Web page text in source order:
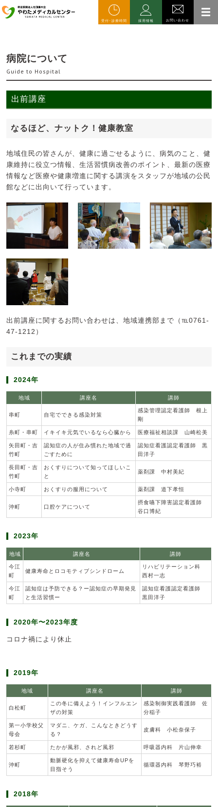
受付･診療時間 採用情報 お問い合わせ
病院について
Guide to Hospital
出前講座
なるほど、ナットク！健康教室
地域住民の皆さんが、健康に過ごせるように、病気のこと、健
康維持に役立つ情報、生活習慣病改善のポイント、最新の医療
情報など医療や健康増進に関する講演をスタッフが地域の公民
館などに出向いて行っています。
出前講座に関するお問い合わせは、地域連携部まで（℡0761-
47-1212）
これまでの実績
2024年
地域 講座名 講師
串町 自宅でできる感染対策
感染管理認定看護師 根上
剛
糸町・串町 イキイキ元気でいるなら心臓から 医療福祉相談課 山崎松美
矢田町・吉
竹町
認知症の人が住み慣れた地域で過
ごすために
認知症看護認定看護師 黒
田洋子
長田町・吉
竹町
おくすりについて知ってほしいこ
と
薬剤課 中村美紀
小寺町 おくすりの服用について 薬剤課 道下孝恒
沖町 口腔ケアについて
摂食嚥下障害認定看護師
谷口博紀
2023年
地域 講座名 講師
今江
町
健康寿命とロコモティブシンドローム
リハビリテーション科
西村一志
今江
町
認知症は予防できる？ー認知症の早期発見
と生活習慣ー
認知症看護認定看護師
黒田洋子
2020年〜2023年度
コロナ禍により休止
2019年
地域 講座名 講師
白松町
この冬に備えよう！インフルエン
ザの対策
感染制御実践看護師 佐
分稲子
第一小学校父
母会
マダニ、ケガ、こんなときどうす
る？
皮膚科 小松奈保子
若杉町 たかが風邪、されど風邪 呼吸器内科 片山伸幸
沖町
動脈硬化を抑えて健康寿命UPを
目指そう
循環器内科 琴野巧裕
2018年